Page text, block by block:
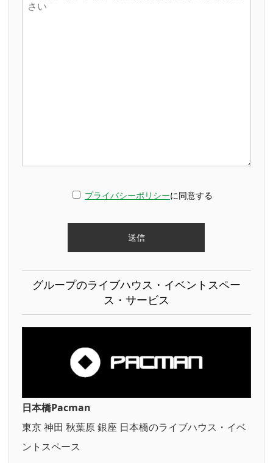
プライバシーポリシーに同意する
グループのライブハウス・イベントスペー
ス・サービス
日本橋Pacman
東京 神田 秋葉原 銀座 日本橋のライブハウス・イベ
ントスペース